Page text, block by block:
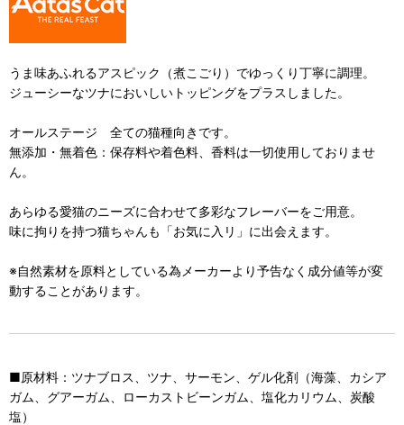
うま味あふれるアスピック（煮こごり）でゆっくり丁寧に調理。
ジューシーなツナにおいしいトッピングをプラスしました。
オールステージ 全ての猫種向きです。
無添加・無着色：保存料や着色料、香料は一切使用しておりませ
ん。
あらゆる愛猫のニーズに合わせて多彩なフレーバーをご用意。
味に拘りを持つ猫ちゃんも「お気に入リ」に出会えます。
※自然素材を原料としている為メーカーより予告なく成分値等が変
動することがあります。
■原材料：ツナブロス、ツナ、サーモン、ゲル化剤（海藻、カシア
ガム、グアーガム、ローカストビーンガム、塩化カリウム、炭酸
塩）